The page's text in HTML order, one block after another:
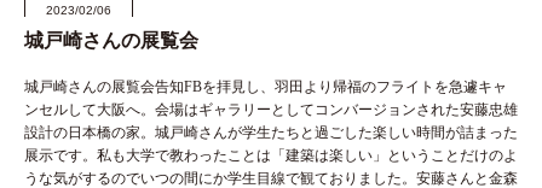
2023/02/06
城戸崎さんの展覧会
城戸崎さんの展覧会告知FBを拝見し、羽田より帰福のフライトを急遽キャ
ンセルして大阪へ。会場はギャラリーとしてコンバージョンされた安藤忠雄
設計の日本橋の家。城戸崎さんが学生たちと過ごした楽しい時間が詰まった
展示です。私も大学で教わったことは「建築は楽しい」ということだけのよ
うな気がするのでいつの間にか学生目線で観ておりました。安藤さんと金森